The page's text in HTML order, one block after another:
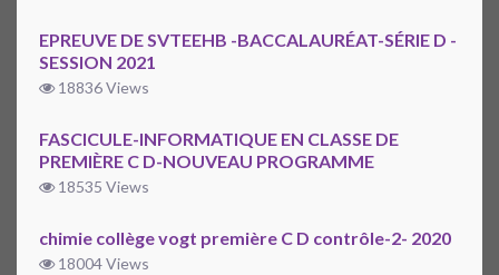
EPREUVE DE SVTEEHB -BACCALAURÉAT-SÉRIE D -
SESSION 2021
18836 Views
FASCICULE-INFORMATIQUE EN CLASSE DE
PREMIÈRE C D-NOUVEAU PROGRAMME
18535 Views
chimie collège vogt première C D contrôle-2- 2020
18004 Views